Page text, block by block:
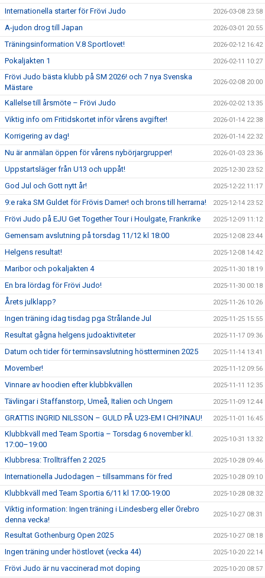
Internationella starter för Frövi Judo 2026-03-08 23:58
A-judon drog till Japan 2026-03-01 20:55
Träningsinformation V.8 Sportlovet! 2026-02-12 16:42
Pokaljakten 1 2026-02-11 10:27
Frövi Judo bästa klubb på SM 2026! och 7 nya Svenska
Mästare
2026-02-08 20:00
Kallelse till årsmöte – Frövi Judo 2026-02-02 13:35
Viktig info om Fritidskortet inför vårens avgifter! 2026-01-14 22:38
Korrigering av dag! 2026-01-14 22:32
Nu är anmälan öppen för vårens nybörjargrupper! 2026-01-03 23:36
Uppstartsläger från U13 och uppåt! 2025-12-30 23:52
God Jul och Gott nytt år! 2025-12-22 11:17
9:e raka SM Guldet för Frövis Damer! och brons till herrarna! 2025-12-14 23:52
Frövi Judo på EJU Get Together Tour i Houlgate, Frankrike 2025-12-09 11:12
Gemensam avslutning på torsdag 11/12 kl 18:00 2025-12-08 23:44
Helgens resultat! 2025-12-08 14:42
Maribor och pokaljakten 4 2025-11-30 18:19
En bra lördag för Frövi Judo! 2025-11-30 00:18
Årets julklapp? 2025-11-26 10:26
Ingen träning idag tisdag pga Strålande Jul 2025-11-25 15:55
Resultat gågna helgens judoaktiviteter 2025-11-17 09:36
Datum och tider för terminsavslutning höstterminen 2025 2025-11-14 13:41
Movember! 2025-11-12 09:56
Vinnare av hoodien efter klubbkvällen 2025-11-11 12:35
Tävlingar i Staffanstorp, Umeå, Italien och Ungern 2025-11-09 12:44
GRATTIS INGRID NILSSON – GULD PÅ U23-EM I CHI?INAU! 2025-11-01 16:45
Klubbkväll med Team Sportia – Torsdag 6 november kl.
17:00–19:00
2025-10-31 13:32
Klubbresa: Trollträffen 2 2025 2025-10-28 09:46
Internationella Judodagen – tillsammans för fred 2025-10-28 09:10
Klubbkväll med Team Sportia 6/11 kl 17:00-19:00 2025-10-28 08:32
Viktig information: Ingen träning i Lindesberg eller Örebro
denna vecka!
2025-10-27 08:31
Resultat Gothenburg Open 2025 2025-10-27 08:18
Ingen träning under höstlovet (vecka 44) 2025-10-20 22:14
Frövi Judo är nu vaccinerad mot doping 2025-10-20 08:57